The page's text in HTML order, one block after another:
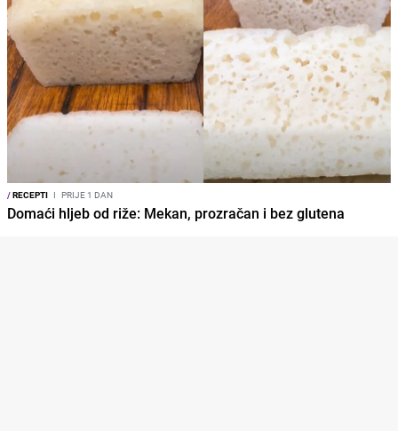
/RECEPTI I PRIJE 1 DAN
Domaći hljeb od riže: Mekan, prozračan i bez glutena